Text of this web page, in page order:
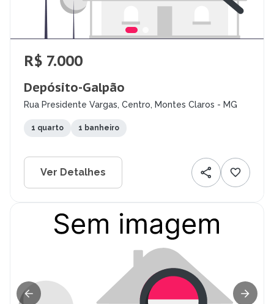
R$ 7.000
Depósito-Galpão
Rua Presidente Vargas, Centro, Montes Claros - MG
1 quarto 1 banheiro
Ver Detalhes